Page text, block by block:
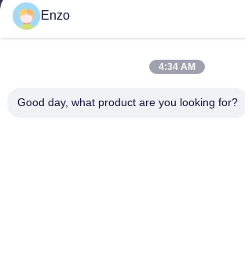
Alamat perusahaan
No. 599, Jalan Zhangbei, Kabupaten
Provinsi Shandong, Cina
Provinsi Shandong
Enzo
4:34 AM
Good day, what product are you looking for?